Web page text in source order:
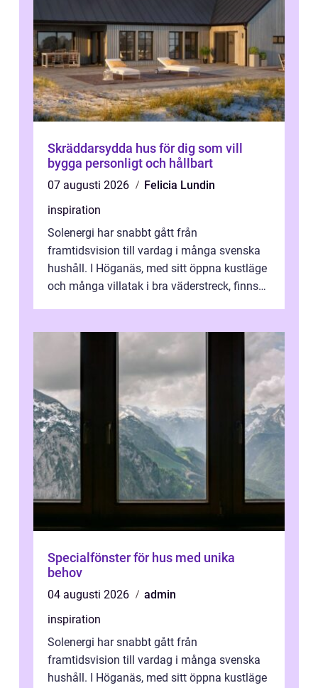
Skräddarsydda hus för dig som vill
bygga personligt och hållbart
07 augusti 2026
Felicia Lundin
inspiration
Solenergi har snabbt gått från
framtidsvision till vardag i många svenska
hushåll. I Höganäs, med sitt öppna kustläge
och många villatak i bra väderstreck, finns
Specialfönster för hus med unika
behov
04 augusti 2026
admin
inspiration
Solenergi har snabbt gått från
framtidsvision till vardag i många svenska
hushåll. I Höganäs, med sitt öppna kustläge